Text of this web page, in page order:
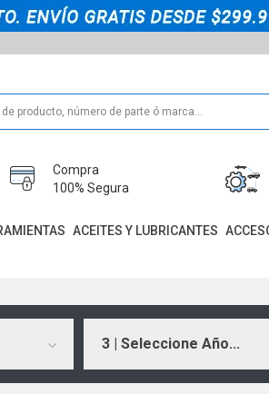
Compra
100% Segura
ACEITES Y LUBRICANTES
3 | Seleccione Año...